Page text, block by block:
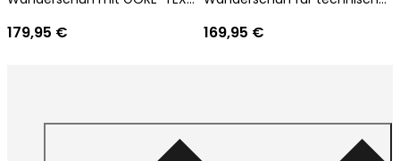
179,95 € 169,95 €